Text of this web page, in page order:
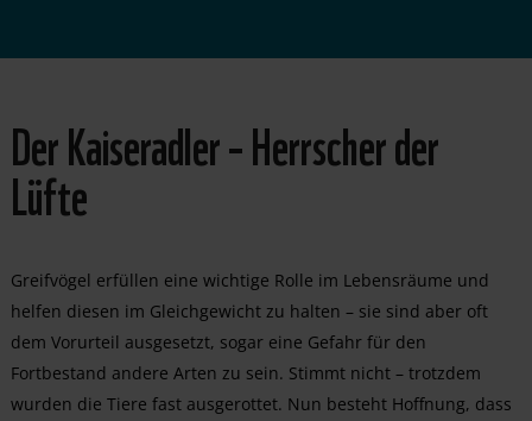
Der Kaiseradler – Herrscher der
Lüfte
Greifvögel erfüllen eine wichtige Rolle im Lebensräume und
helfen diesen im Gleichgewicht zu halten – sie sind aber oft
dem Vorurteil ausgesetzt, sogar eine Gefahr für den
Fortbestand andere Arten zu sein. Stimmt nicht – trotzdem
wurden die Tiere fast ausgerottet. Nun besteht Hoffnung, dass